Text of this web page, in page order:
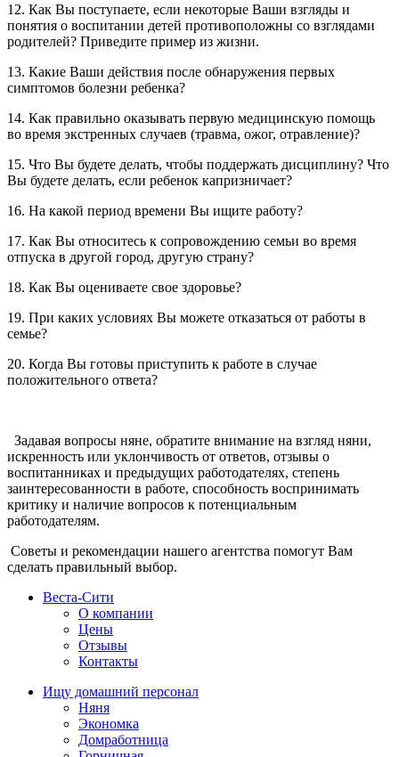
12. Как Вы поступаете, если некоторые Ваши взгляды и
понятия о воспитании детей противоположны со взглядами
родителей? Приведите пример из жизни.
13. Какие Ваши действия после обнаружения первых
симптомов болезни ребенка?
14. Как правильно оказывать первую медицинскую помощь
во время экстренных случаев (травма, ожог, отравление)?
15. Что Вы будете делать, чтобы поддержать дисциплину? Что
Вы будете делать, если ребенок капризничает?
16. На какой период времени Вы ищите работу?
17. Как Вы относитесь к сопровождению семьи во время
отпуска в другой город, другую страну?
18. Как Вы оцениваете свое здоровье?
19. При каких условиях Вы можете отказаться от работы в
семье?
20. Когда Вы готовы приступить к работе в случае
положительного ответа?
Задавая вопросы няне, обратите внимание на взгляд няни,
искренность или уклончивость от ответов, отзывы о
воспитанниках и предыдущих работодателях, степень
заинтересованности в работе, способность воспринимать
критику и наличие вопросов к потенциальным
работодателям.
Советы и рекомендации нашего агентства помогут Вам
сделать правильный выбор.
Веста-Cити
О компании
Цены
Отзывы
Контакты
Ищу домашний персонал
Няня
Экономка
Домработница